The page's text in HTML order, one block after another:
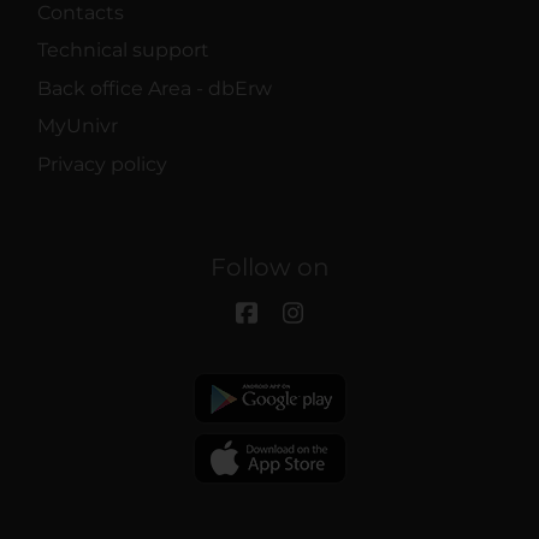
Contacts
Technical support
Back office Area - dbErw
MyUnivr
Privacy policy
Follow on